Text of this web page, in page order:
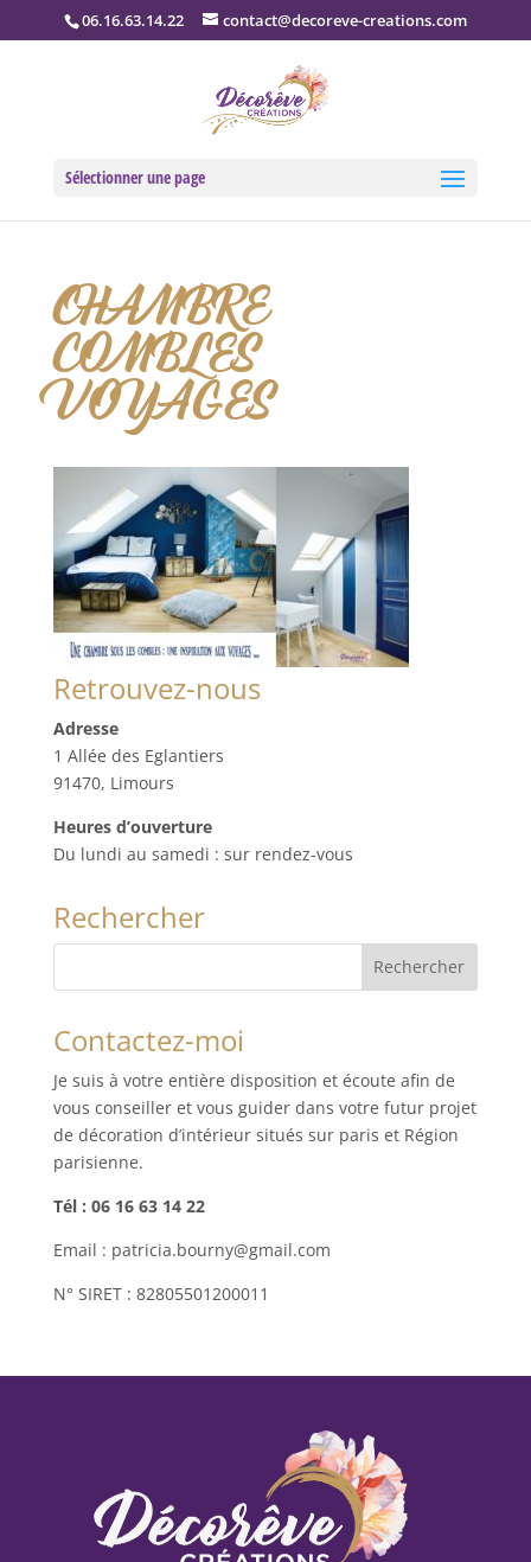
06.16.63.14.22 contact@decoreve-creations.com
Sélectionner une page
CHAMBRE
COMBLES
VOYAGES
Retrouvez-nous
Adresse
1 Allée des Eglantiers
91470, Limours
Heures d’ouverture
Du lundi au samedi : sur rendez-vous
Rechercher
Contactez-moi
Je suis à votre entière disposition et écoute afin de
vous conseiller et vous guider dans votre futur projet
de décoration d’intérieur situés sur paris et Région
parisienne.
Tél : 06 16 63 14 22
Email : patricia.bourny@gmail.com
N° SIRET : 82805501200011